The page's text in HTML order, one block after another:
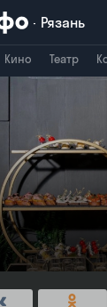
Рязань
Кино Театр